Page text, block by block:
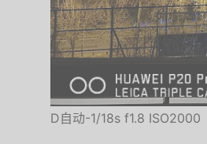
D自动-1/18s f1.8 ISO2000